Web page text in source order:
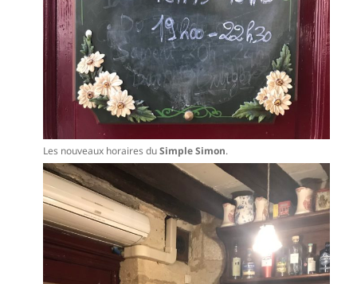
Les nouveaux horaires duSimple Simon.